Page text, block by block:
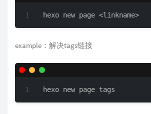
hexo new page <linkname>
example：解决tags链接
hexo new page tags